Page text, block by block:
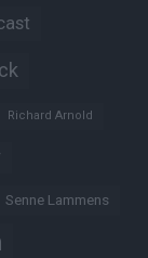
Richard Arnold
Senne Lammens